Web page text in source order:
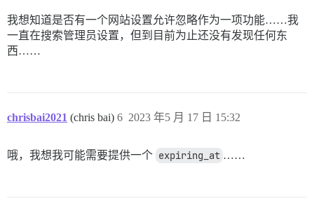
我想知道是否有一个网站设置允许忽略作为一项功能……我
一直在搜索管理员设置，但到目前为止还没有发现任何东
西……
chrisbai2021 (chris bai) 2023 年5 月 17 日 15:32
6
哦，我想我可能需要提供一个 expiring_at ……